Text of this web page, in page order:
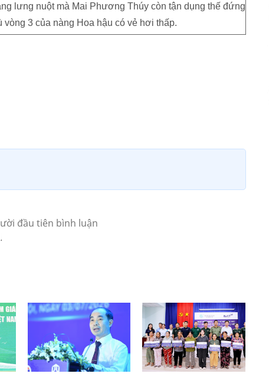
lưng nuột mà Mai Phương Thúy còn tận dụng thế đứng
vòng 3 của nàng Hoa hậu có vẻ hơi thấp.